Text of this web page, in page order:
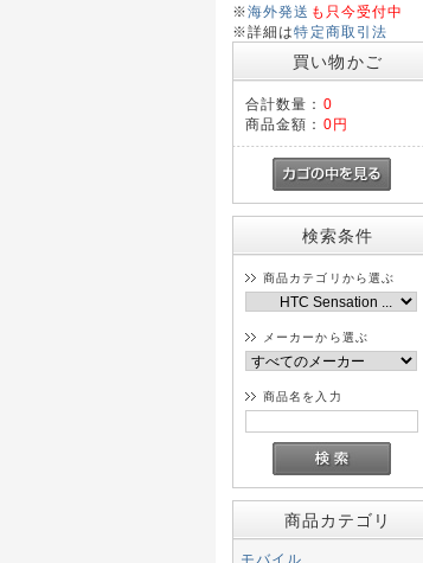
※海外発送 も只今受付中
※詳細は特定商取引法
買い物かご
合計数量： 0
商品金額： 0円
検索条件
商品カテゴリから選ぶ
メーカーから選ぶ
商品名を入力
商品カテゴリ
モバイル